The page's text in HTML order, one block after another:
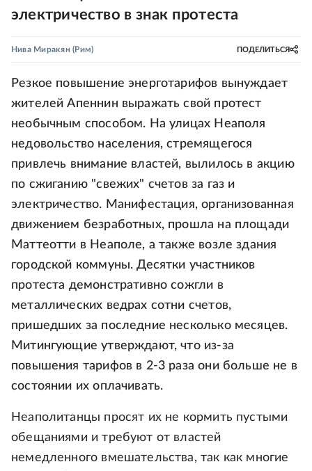
электричество в знак протеста
Нива Миракян (Рим) ПОДЕЛИТЬСЯ
Резкое повышение энерготарифов вынуждает
жителей Апеннин выражать свой протест
необычным способом. На улицах Неаполя
недовольство населения, стремящегося
привлечь внимание властей, вылилось в акцию
по сжиганию "свежих" счетов за газ и
электричество. Манифестация, организованная
движением безработных, прошла на площади
Маттеотти в Неаполе, а также возле здания
городской коммуны. Десятки участников
протеста демонстративно сожгли в
металлических ведрах сотни счетов,
пришедших за последние несколько месяцев.
Митингующие утверждают, что из-за
повышения тарифов в 2-3 раза они больше не в
состоянии их оплачивать.
Неаполитанцы просят их не кормить пустыми
обещаниями и требуют от властей
немедленного вмешательства, так как многие